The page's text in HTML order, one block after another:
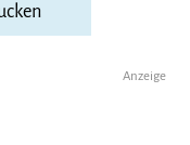
Anzeige